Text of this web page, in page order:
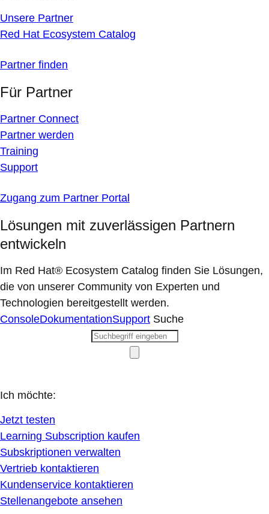
Unsere Partner
Red Hat Ecosystem Catalog
Partner finden
Für Partner
Partner Connect
Partner werden
Training
Support
Zugang zum Partner Portal
Lösungen mit zuverlässigen Partnern
entwickeln
Im Red Hat® Ecosystem Catalog finden Sie Lösungen,
die von unserer Community von Experten und
Technologien bereitgestellt werden.
ConsoleDokumentationSupport Suche
Ich möchte:
Jetzt testen
Learning Subscription kaufen
Subskriptionen verwalten
Vertrieb kontaktieren
Kundenservice kontaktieren
Stellenangebote ansehen